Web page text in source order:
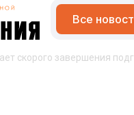
Все
скорого завершения